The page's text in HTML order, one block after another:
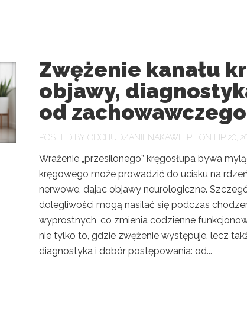
Zwężenie kanału
objawy,
od
POSTED BY ODCHUDZANIENAKAWIE.PL ON LIP 20,
Wrażenie „przesilonego” kręgosłupa bywa
kręgowego może prowadzić do ucisku na
nerwowe, dając objawy neurologiczne.
dolegliwości mogą nasilać się podczas
wyprostnych, co zmienia codzienne
nie tylko to, gdzie zwężenie występuje, lecz
diagnostyka i dobór postępowania: od...